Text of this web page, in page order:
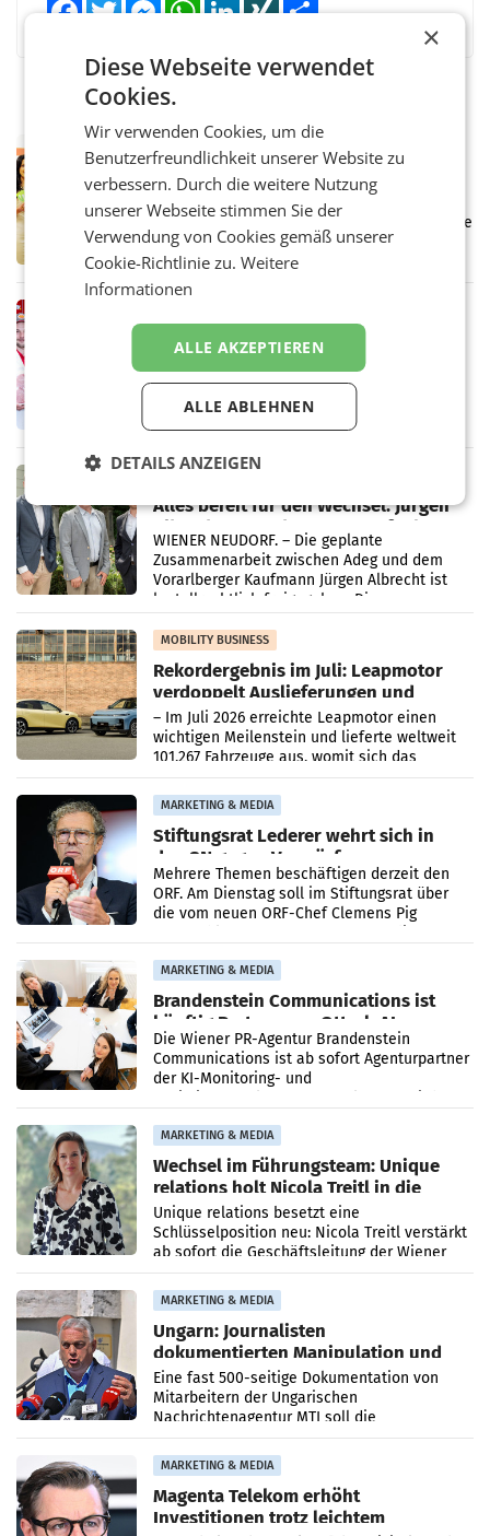
Eine Bühne für Zirkularität: ARA und
Müller informieren am POS über
Kreislauffähigkeit
Über den gesamten August hinweg rücken die
Altstoff Recycling Austria AG (ARA) und der
Handelskonzern Müller die Initiative
Müller-Filialen
Penny modernisiert zwei Filialen in
Ober- und Niederösterreich
WIENER NEUDORF. – Im Rahmen einer
laufenden Modernisierungsoffensive
erneuert Penny zwei Filialen in Nieder- und
in Haag sowie im rund
Alles bereit für den Wechsel: Jürgen
Albrecht setzt ab 1.1.2027 auf Adeg
WIENER NEUDORF. – Die geplante
Zusammenarbeit zwischen Adeg und dem
Vorarlberger Kaufmann Jürgen Albrecht ist
kartellrechtlich freigegeben: Die
Bundeswettbewerbsbehörde und der
Bundeskartellanwalt
MOBILITY BUSINESS
Rekordergebnis im Juli: Leapmotor
verdoppelt Auslieferungen und
überschreitet die 100.000er-Marke
– Im Juli 2026 erreichte Leapmotor einen
wichtigen Meilenstein und lieferte weltweit
101.267 Fahrzeuge aus, womit sich das
Ergebnis gegenüber Juli 2025 mehr als
verdoppelte (+102
MARKETING & MEDIA
Stiftungsrat Lederer wehrt sich in
den SN gegen Vorwürfe
Mehrere Themen beschäftigen derzeit den
ORF. Am Dienstag soll im Stiftungsrat über
die vom neuen ORF-Chef Clemens Pig
MARKETING & MEDIA
Brandenstein Communications ist
künftig Partner von OtterlyAI
Die Wiener PR-Agentur Brandenstein
Communications ist ab sofort Agenturpartner
der KI-Monitoring- und
MARKETING & MEDIA
Wechsel im Führungsteam: Unique
relations holt Nicola Treitl in die
Geschäftsleitung
Unique relations besetzt eine
Schlüsselposition neu: Nicola Treitl verstärkt
ab sofort die Geschäftsleitung der Wiener
PR-Agentur an der Seite von Josef Kalina und
Anna Kalina-Mahr.
MARKETING & MEDIA
Ungarn: Journalisten
dokumentierten Manipulation und
Zensur
Eine fast 500-seitige Dokumentation von
Mitarbeitern der Ungarischen
Nachrichtenagentur MTI soll die
systematische Nachrichten-Manipulation und
Zensur bei der Agentur während der Zeit
MARKETING & MEDIA
Magenta Telekom erhöht
Investitionen trotz leichtem
×
Diese Webseite verwendet
Cookies.
Wir verwenden Cookies, um die
Benutzerfreundlichkeit unserer Website zu
verbessern. Durch die weitere Nutzung
unserer Webseite stimmen Sie der
Verwendung von Cookies gemäß unserer
Cookie-Richtlinie zu.Weitere
Informationen
ALLE AKZEPTIEREN
ALLE ABLEHNEN
DETAILS ANZEIGEN